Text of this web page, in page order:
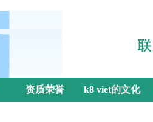
资质荣誉 k8 viet的文化